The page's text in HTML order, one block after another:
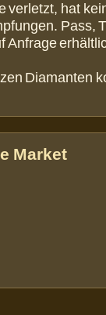
verletzt, hat
Pass,
Anfrage
Diamanten
Market